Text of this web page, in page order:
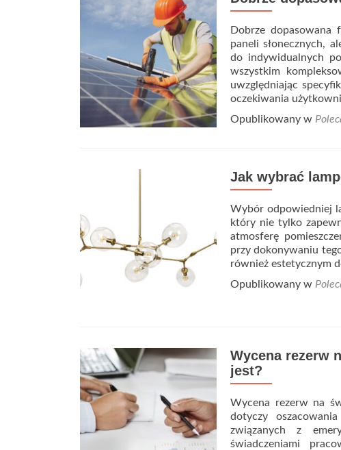
Dobrze
paneli słonecznych,
do indywidualnych
wszystkim
uwzględniając
oczekiwania
Opublikowany w
Jak wybrać
Wybór odpowiedniej
który nie tylko
atmosferę
przy dokonywaniu
również estetycznym
Opublikowany w
Wycena rezerw
jest?
Wycena rezerw na
dotyczy
związanych z
świadczeniami